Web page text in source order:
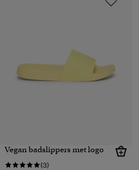
Vegan badslippers met logo
(3)